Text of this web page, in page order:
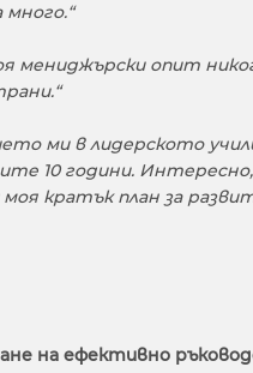
много.“
мениджърски опит
ми в лидерското
10 години.
кратък план за
на ефективно